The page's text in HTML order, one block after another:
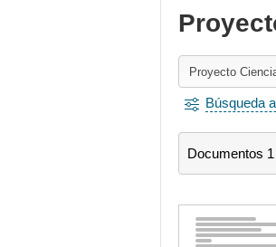
Búsqueda
Documentos